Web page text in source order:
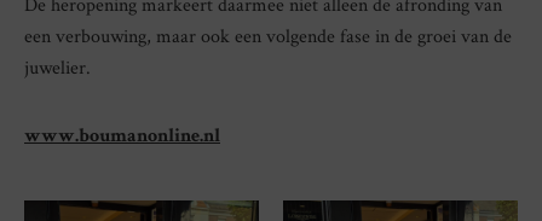
De heropening markeert daarmee niet alleen de afronding van
een verbouwing, maar ook een volgende fase in de groei van de
juwelier.
www.boumanonline.nl